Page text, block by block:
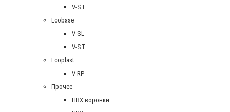
V-ST
Ecobase
V-SL
V-ST
Ecoplast
V-RP
Прочее
ПВХ воронки